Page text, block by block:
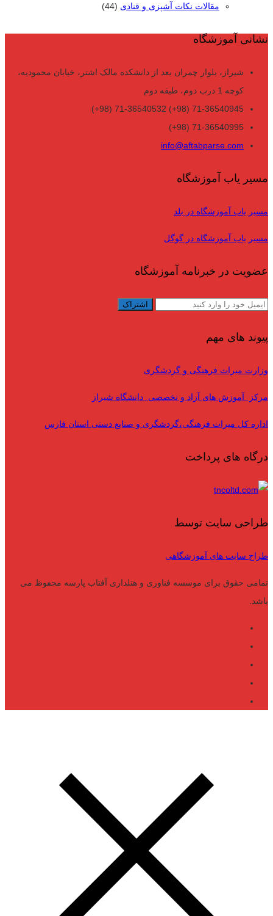
مقالات نکات آشپزی و قنادی (44)
نشانی آموزشگاه
شیراز، بلوار چمران بعد از دانشکده مالک اشتر، خیابان محمودیه،
کوچه 1 درب دوم، طبقه دوم
71-36540945 (98+) 71-36540532 (98+)
71-36540995 (98+)
info@aftabparse.com
مسیر یاب آموزشگاه
مسیر یاب آموزشگاه در بلد
مسیر یاب آموزشگاه در گوگل
عضویت در خبرنامه آموزشگاه
پیوند های مهم
وزارت میراث فرهنگی و گردشگری
مرکز آموزش های آزاد و تخصصی دانشگاه شیراز
اداره کل میراث فرهنگی،گردشگری و صنایع دستی استان فارس
درگاه های پرداخت
طراحی سایت توسط
طراح سایت های آموزشگاهی
تمامی حقوق برای موسسه فناوری و هتلداری آفتاب پارسه محفوظ می
باشد.